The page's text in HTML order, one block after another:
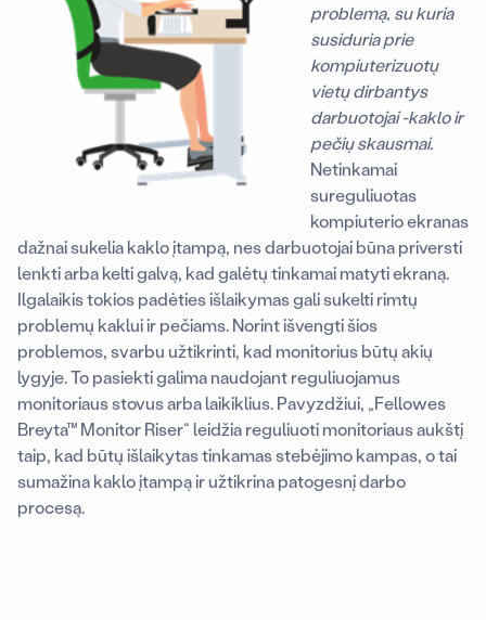
problemą, su kuria
susiduria prie
kompiuterizuotų
vietų dirbantys
darbuotojai -kaklo ir
pečių skausmai.
Netinkamai
sureguliuotas
kompiuterio ekranas
dažnai sukelia kaklo įtampą, nes darbuotojai būna priversti
lenkti arba kelti galvą, kad galėtų tinkamai matyti ekraną.
Ilgalaikis tokios padėties išlaikymas gali sukelti rimtų
problemų kaklui ir pečiams. Norint išvengti šios
problemos, svarbu užtikrinti, kad monitorius būtų akių
lygyje. To pasiekti galima naudojant reguliuojamus
monitoriaus stovus arba laikiklius. Pavyzdžiui, „Fellowes
Breyta™ Monitor Riser“ leidžia reguliuoti monitoriaus aukštį
taip, kad būtų išlaikytas tinkamas stebėjimo kampas, o tai
sumažina kaklo įtampą ir užtikrina patogesnį darbo
procesą.